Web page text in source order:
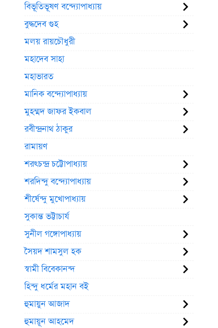
বিভূতিভূষণ বন্দ্যোপাধ্যায়
বুদ্ধদেব গুহ
মলয় রায়চৌধুরী
মহাদেব সাহা
মহাভারত
মানিক বন্দ্যোপাধ্যায়
মুহম্মদ জাফর ইকবাল
রবীন্দ্রনাথ ঠাকুর
রামায়ণ
শরৎচন্দ্র চট্টোপাধ্যায়
শরদিন্দু বন্দ্যোপাধ্যায়
শীর্ষেন্দু মুখোপাধ্যায়
সুকান্ত ভট্টাচার্য
সুনীল গঙ্গোপাধ্যায়
সৈয়দ শামসুল হক
স্বামী বিবেকানন্দ
হিন্দু ধর্মের মহান বই
হুমায়ুন আজাদ
হুমায়ূন আহমেদ